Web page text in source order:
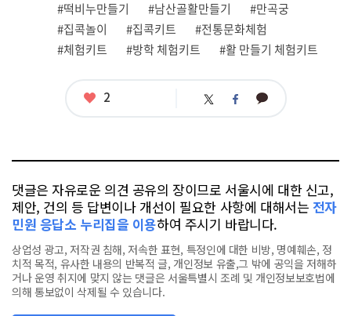
태
그
#떡비누만들기
#남산골활만들기
#만곡궁
#집콕놀이
#집콕키트
#전통문화체험
#체험키트
#방학 체험키트 #활 만들기 체험키트
좋
2 트 페 카
댓글은 자유로운 의견 공유의 장이므로 서울시에 대한 신고,
제안, 건의 등 답변이나 개선이 필요한 사항에 대해서는 전자
민원 응답소 누리집을 이용하여 주시기 바랍니다.
상업성 광고, 저작권 침해, 저속한 표현, 특정인에 대한 비방, 명예훼손, 정
치적 목적, 유사한 내용의 반복적 글, 개인정보 유출,그 밖에 공익을 저해하
거나 운영 취지에 맞지 않는 댓글은 서울특별시 조례 및 개인정보보호법에
의해 통보없이 삭제될 수 있습니다.